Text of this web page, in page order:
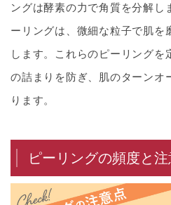
ングは酵素の力で角質を分解し
ーリングは、微細な粒子で肌を
します。これらのピーリングを
の詰まりを防ぎ、肌のターンオ
ります。
ピーリングの頻度と注